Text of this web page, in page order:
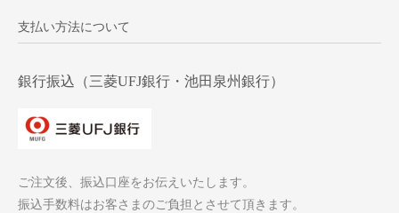
支払い方法について
銀行振込（三菱UFJ銀行・池田泉州銀行）
ご注文後、振込口座をお伝えいたします。
振込手数料はお客さまのご負担とさせて頂きます。